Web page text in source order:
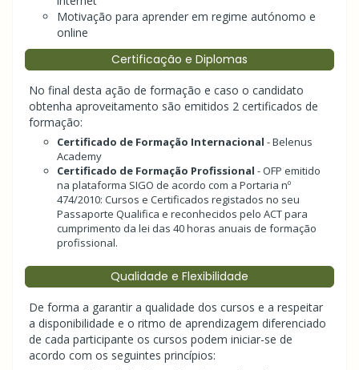
Motivação para aprender em regime autónomo e
online
Certificação e Diplomas
No final desta ação de formação e caso o candidato
obtenha aproveitamento são emitidos 2 certificados de
formação:
Certificado de Formação Internacional - Belenus
Academy
Certificado de Formação Profissional - OFP emitido
na plataforma SIGO de acordo com a Portaria nº
474/2010: Cursos e Certificados registados no seu
Passaporte Qualifica e reconhecidos pelo ACT para
cumprimento da lei das 40 horas anuais de formação
profissional.
Qualidade e Flexibilidade
De forma a garantir a qualidade dos cursos e a respeitar
a disponibilidade e o ritmo de aprendizagem diferenciado
de cada participante os cursos podem iniciar-se de
acordo com os seguintes princípios: